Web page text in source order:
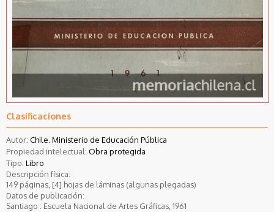
Clasificaciones
Autor: Chile. Ministerio de Educación Pública
Propiedad intelectual: Obra protegida
Tipo: Libro
Descripción física:
149 páginas, [4] hojas de láminas (algunas plegadas)
Datos de publicación:
Santiago : Escuela Nacional de Artes Gráficas, 1961